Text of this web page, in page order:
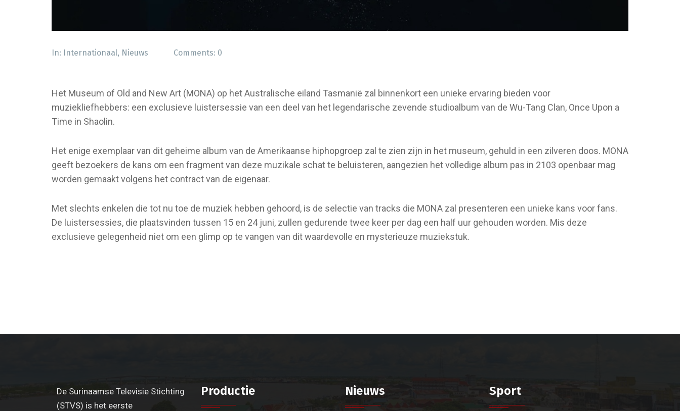
In: Internationaal, Nieuws Comments: 0
Het Museum of Old and New Art (MONA) op het Australische eiland Tasmanië zal binnenkort een unieke ervaring bieden voor
muziekliefhebbers: een exclusieve luistersessie van een deel van het legendarische zevende studioalbum van de Wu-Tang Clan, Once Upon a
Time in Shaolin.
Het enige exemplaar van dit geheime album van de Amerikaanse hiphopgroep zal te zien zijn in het museum, gehuld in een zilveren doos. MONA
geeft bezoekers de kans om een fragment van deze muzikale schat te beluisteren, aangezien het volledige album pas in 2103 openbaar mag
worden gemaakt volgens het contract van de eigenaar.
Met slechts enkelen die tot nu toe de muziek hebben gehoord, is de selectie van tracks die MONA zal presenteren een unieke kans voor fans.
De luistersessies, die plaatsvinden tussen 15 en 24 juni, zullen gedurende twee keer per dag een half uur gehouden worden. Mis deze
exclusieve gelegenheid niet om een glimp op te vangen van dit waardevolle en mysterieuze muziekstuk.
De Surinaamse Televisie Stichting
(STVS) is het eerste
Productie Nieuws Sport